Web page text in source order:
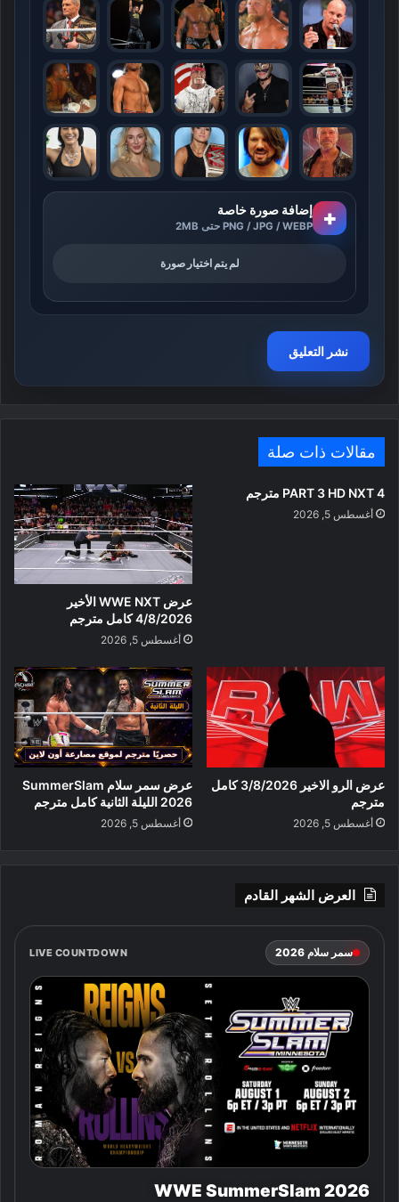
+ إضافة صورة خاصة
PNG / JPG / WEBP حتى 2MB
لم يتم اختيار صورة
مقالات ذات صلة
PART 3 HD NXT 4 مترجم
أغسطس 5, 2026
عرض WWE NXT الأخير
4/8/2026 كامل مترجم
أغسطس 5, 2026
عرض الرو الاخير 3/8/2026 كامل
مترجم
أغسطس 5, 2026
عرض سمر سلام SummerSlam
2026 الليلة الثانية كامل مترجم
أغسطس 5, 2026
العرض الشهر القادم
سمر سلام 2026 LIVE COUNTDOWN
WWE SummerSlam 2026